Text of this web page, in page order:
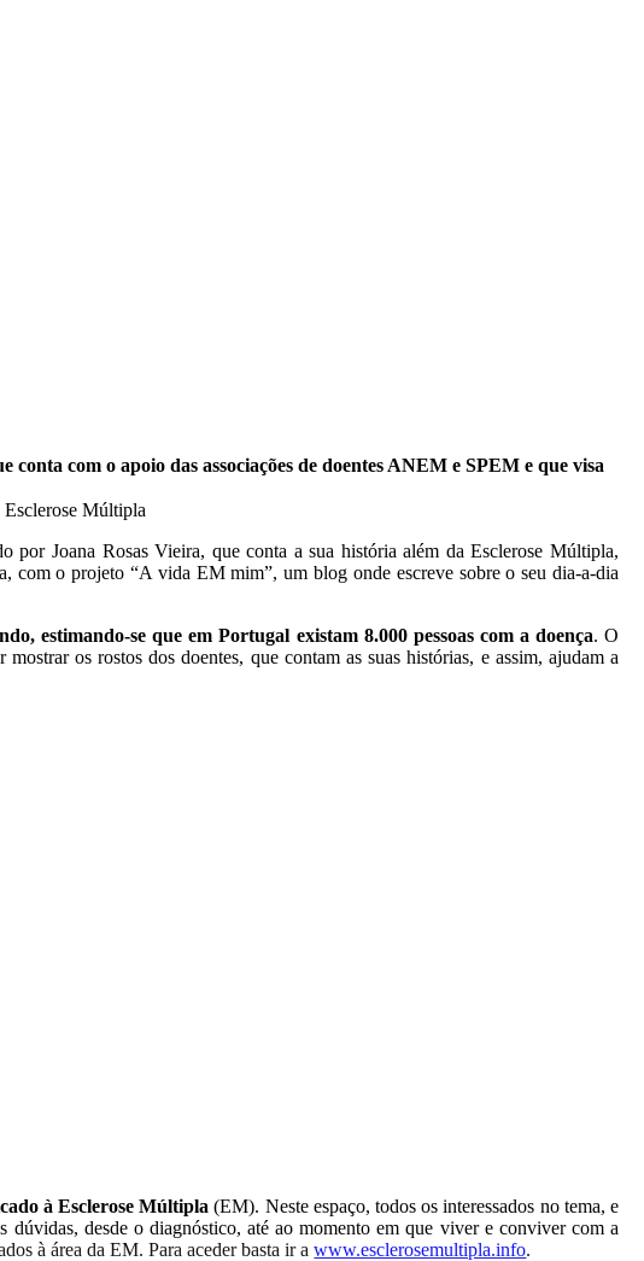
com o apoio das associações de doentes ANEM e SPEM e que visa
por Joana Rosas Vieira, que conta a sua história além da Esclerose Múltipla,
com o projeto “A vida EM mim”, um blog onde escreve sobre o seu dia-a-dia
estimando-se que em Portugal existam 8.000 pessoas com a doença. O
os rostos dos doentes, que contam as suas histórias, e assim, ajudam a
à Esclerose Múltipla (EM). Neste espaço, todos os interessados no tema, e
dúvidas, desde o diagnóstico, até ao momento em que viver e conviver com a
à área da EM. Para aceder basta ir awww.esclerosemultipla.info.